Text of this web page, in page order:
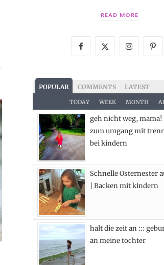
READ MORE
c
e
b
o
o
k
T
w
i
t
e
I
s
t
a
a
P
e
s
POPULAR COMMENTS LATEST
TODAY WEEK MONTH
geh nicht weg, mama!
zum umgang mit
bei kindern
Schnelle Osternester
| Backen mit kindern
halt die zeit an :::
an meine tochter